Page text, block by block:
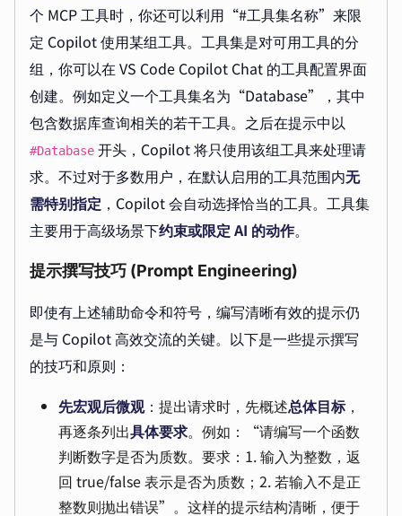
个 MCP 工具时，你还可以利用“#工具集名称”来限
定 Copilot 使用某组工具。工具集是对可用工具的分
组，你可以在 VS Code Copilot Chat 的工具配置界面
创建。例如定义一个工具集名为“Database”，其中
包含数据库查询相关的若干工具。之后在提示中以
#Database 开头，Copilot 将只使用该组工具来处理请
求。不过对于多数用户，在默认启用的工具范围内无
需特别指定 ，Copilot 会自动选择恰当的工具。工具集
主要用于高级场景下约束或限定 AI 的动作。
提示撰写技巧 (Prompt Engineering)
即使有上述辅助命令和符号，编写清晰有效的提示仍
是与 Copilot 高效交流的关键。以下是一些提示撰写
的技巧和原则：
先宏观后微观：提出请求时，先概述总体目标，
再逐条列出具体要求。例如：“请编写一个函数
判断数字是否为质数。要求：1. 输入为整数，返
回 true/false 表示是否为质数；2. 若输入不是正
整数则抛出错误”。这样的提示结构清晰，便于